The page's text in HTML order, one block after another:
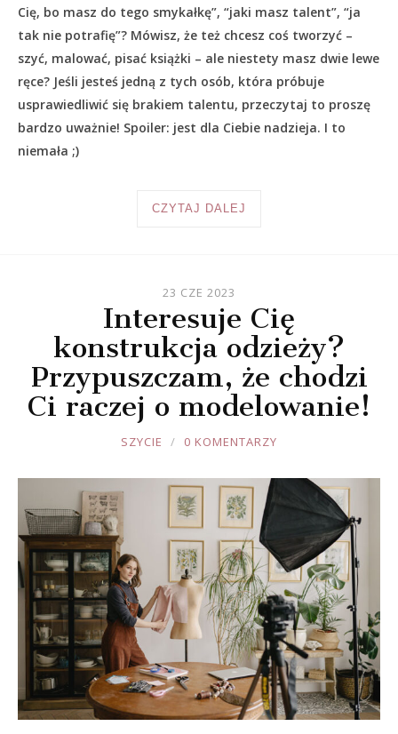
Cię, bo masz do tego smykałkę”, “jaki masz talent”, “ja
tak nie potrafię”? Mówisz, że też chcesz coś tworzyć –
szyć, malować, pisać książki – ale niestety masz dwie lewe
ręce? Jeśli jesteś jedną z tych osób, która próbuje
usprawiedliwić się brakiem talentu, przeczytaj to proszę
bardzo uważnie! Spoiler: jest dla Ciebie nadzieja. I to
niemała ;)
CZYTAJ DALEJ
23 CZE 2023
Interesuje Cię
konstrukcja odzieży?
Przypuszczam, że chodzi
Ci raczej o modelowanie!
JOULE
SZYCIE 0 KOMENTARZY